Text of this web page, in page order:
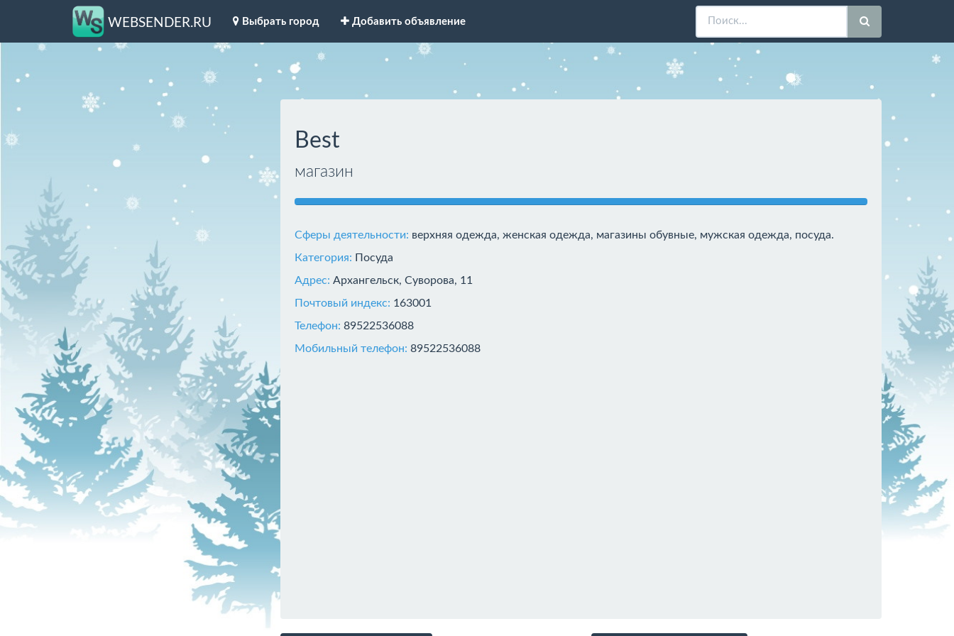
WEBSENDER.RU Выбрать город Добавить объявление
Best
магазин
Сферы деятельности: верхняя одежда, женская одежда, магазины обувные, мужская одежда, посуда.
Категория: Посуда
Адрес: Архангельск, Суворова, 11
Почтовый индекс: 163001
Телефон: 89522536088
Мобильный телефон: 89522536088